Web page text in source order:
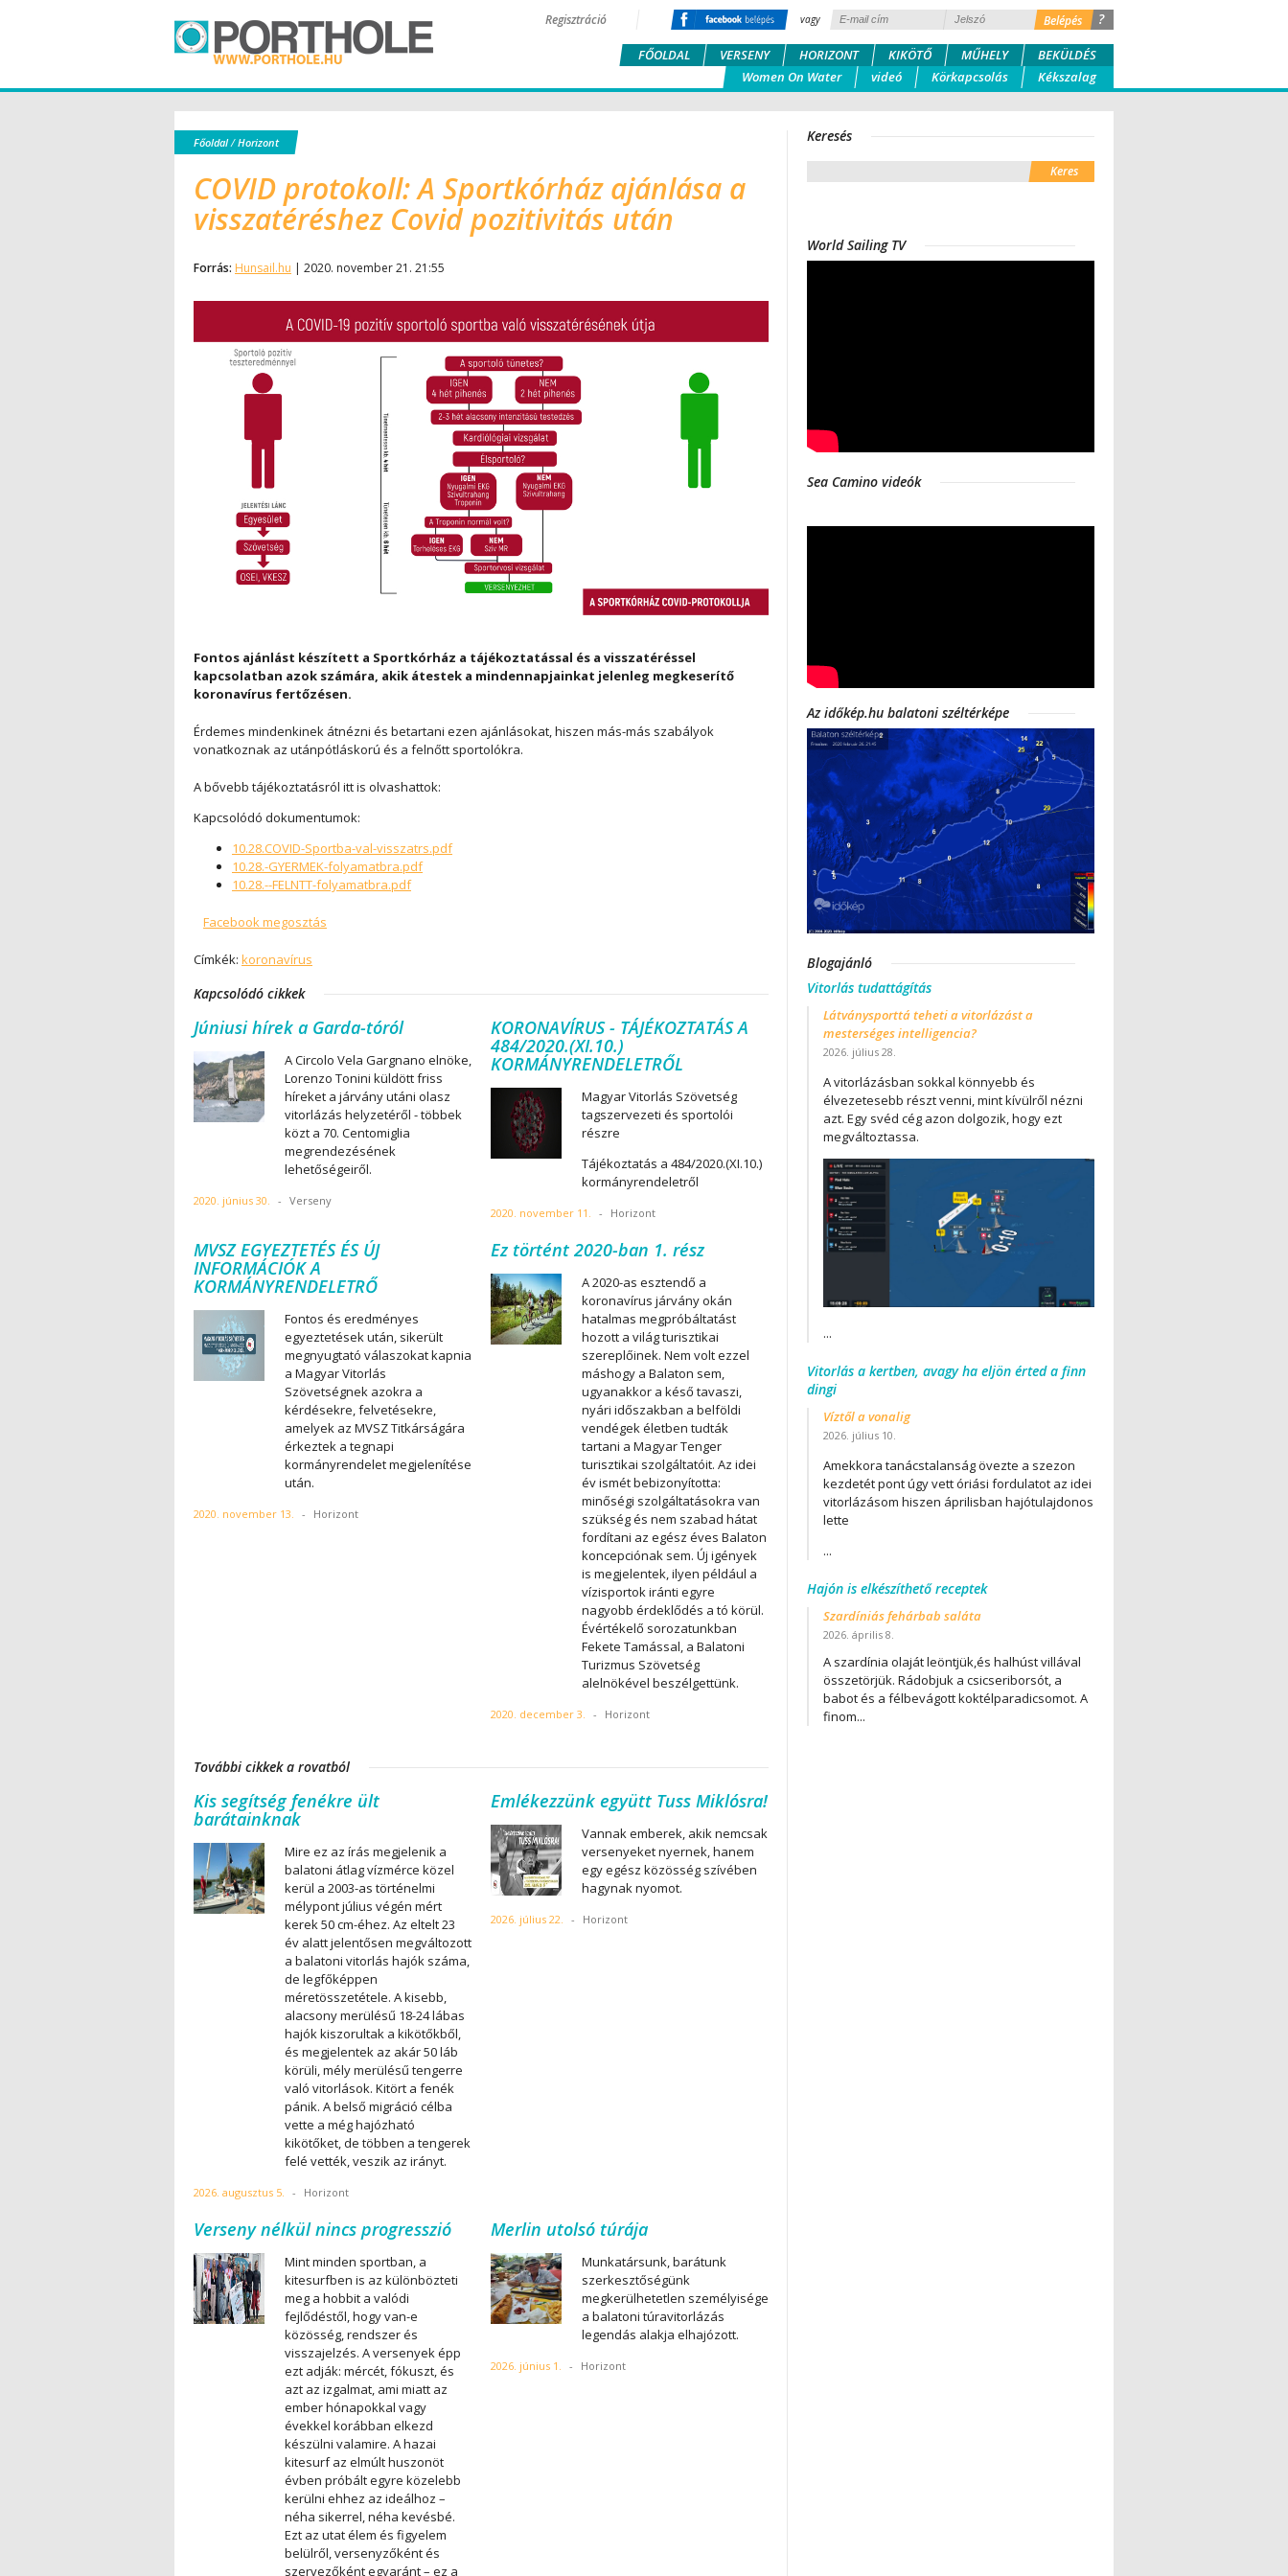
?
vagy
Regisztráció
FŐOLDAL VERSENY HORIZONT KIKÖTŐ MŰHELY
BEKÜLDÉS
Women On Water
videó Körkapcsolás Kékszalag
Főoldal/Horizont
COVID protokoll: A Sportkórház ajánlása a
visszatéréshez Covid pozitivitás után
Forrás: Hunsail.hu | 2020. november 21. 21:55
Fontos ajánlást készített a Sportkórház a tájékoztatással és a visszatéréssel
kapcsolatban azok számára, akik átestek a mindennapjainkat jelenleg megkeserítő
koronavírus fertőzésen.
Érdemes mindenkinek átnézni és betartani ezen ajánlásokat, hiszen más-más szabályok
vonatkoznak az utánpótláskorú és a felnőtt sportolókra.
A bővebb tájékoztatásról itt is olvashattok:
Kapcsolódó dokumentumok:
10.28.COVID-Sportba-val-visszatrs.pdf
10.28.-GYERMEK-folyamatbra.pdf
10.28.--FELNTT-folyamatbra.pdf
Facebook megosztás
Címkék: koronavírus
Kapcsolódó cikkek
Júniusi hírek a Garda-tóról
A Circolo Vela Gargnano elnöke,
Lorenzo Tonini küldött friss
híreket a járvány utáni olasz
vitorlázás helyzetéről - többek
közt a 70. Centomiglia
megrendezésének
lehetőségeiről.
2020. június 30. - Verseny
KORONAVÍRUS - TÁJÉKOZTATÁS A
484/2020.(XI.10.)
KORMÁNYRENDELETRŐL
Magyar Vitorlás Szövetség
tagszervezeti és sportolói
részre
Tájékoztatás a 484/2020.(XI.10.)
kormányrendeletről
2020. november 11. - Horizont
MVSZ EGYEZTETÉS ÉS ÚJ
INFORMÁCIÓK A
KORMÁNYRENDELETRŐ
Fontos és eredményes
egyeztetések után, sikerült
megnyugtató válaszokat kapnia
a Magyar Vitorlás
Szövetségnek azokra a
kérdésekre, felvetésekre,
amelyek az MVSZ Titkárságára
érkeztek a tegnapi
kormányrendelet megjelenítése
után.
2020. november 13. - Horizont
Ez történt 2020-ban 1. rész
A 2020-as esztendő a
koronavírus járvány okán
hatalmas megpróbáltatást
hozott a világ turisztikai
szereplőinek. Nem volt ezzel
máshogy a Balaton sem,
ugyanakkor a késő tavaszi,
nyári időszakban a belföldi
vendégek életben tudták
tartani a Magyar Tenger
turisztikai szolgáltatóit. Az idei
év ismét bebizonyította:
minőségi szolgáltatásokra van
szükség és nem szabad hátat
fordítani az egész éves Balaton
koncepciónak sem. Új igények
is megjelentek, ilyen például a
vízisportok iránti egyre
nagyobb érdeklődés a tó körül.
Évértékelő sorozatunkban
Fekete Tamással, a Balatoni
Turizmus Szövetség
alelnökével beszélgettünk.
2020. december 3. - Horizont
További cikkek a rovatból
Kis segítség fenékre ült
barátainknak
Mire ez az írás megjelenik a
balatoni átlag vízmérce közel
kerül a 2003-as történelmi
mélypont július végén mért
kerek 50 cm-éhez. Az eltelt 23
év alatt jelentősen megváltozott
a balatoni vitorlás hajók száma,
de legfőképpen
méretösszetétele. A kisebb,
alacsony merülésű 18-24 lábas
hajók kiszorultak a kikötőkből,
és megjelentek az akár 50 láb
körüli, mély merülésű tengerre
való vitorlások. Kitört a fenék
pánik. A belső migráció célba
vette a még hajózható
kikötőket, de többen a tengerek
felé vették, veszik az irányt.
2026. augusztus 5. - Horizont
Emlékezzünk együtt Tuss Miklósra!
Vannak emberek, akik nemcsak
versenyeket nyernek, hanem
egy egész közösség szívében
hagynak nyomot.
2026. július 22. - Horizont
Verseny nélkül nincs progresszió
Mint minden sportban, a
kitesurfben is az különbözteti
meg a hobbit a valódi
fejlődéstől, hogy van-e
közösség, rendszer és
visszajelzés. A versenyek épp
ezt adják: mércét, fókuszt, és
azt az izgalmat, ami miatt az
ember hónapokkal vagy
évekkel korábban elkezd
készülni valamire. A hazai
kitesurf az elmúlt huszonöt
évben próbált egyre közelebb
kerülni ehhez az ideálhoz –
néha sikerrel, néha kevésbé.
Ezt az utat élem és figyelem
belülről, versenyzőként és
szervezőként egyaránt – ez a
Merlin utolsó túrája
Munkatársunk, barátunk
szerkesztőségünk
megkerülhetetlen személyisége
a balatoni túravitorlázás
legendás alakja elhajózott.
2026. június 1. - Horizont
Keresés
World Sailing TV
Sea Camino videók
Az időkép.hu balatoni széltérképe
Blogajánló
Vitorlás tudattágítás
Látványsporttá teheti a vitorlázást a
mesterséges intelligencia?
2026. július 28.
A vitorlázásban sokkal könnyebb és
élvezetesebb részt venni, mint kívülről nézni
azt. Egy svéd cég azon dolgozik, hogy ezt
megváltoztassa.
...
Vitorlás a kertben, avagy ha eljön érted a finn
dingi
Víztől a vonalig
2026. július 10.
Amekkora tanácstalanság övezte a szezon
kezdetét pont úgy vett óriási fordulatot az idei
vitorlázásom hiszen áprilisban hajótulajdonos
lette
...
Hajón is elkészíthető receptek
Szardíniás fehárbab saláta
2026. április 8.
A szardínia olaját leöntjük,és halhúst villával
összetörjük. Rádobjuk a csicseriborsót, a
babot és a félbevágott koktélparadicsomot. A
finom...